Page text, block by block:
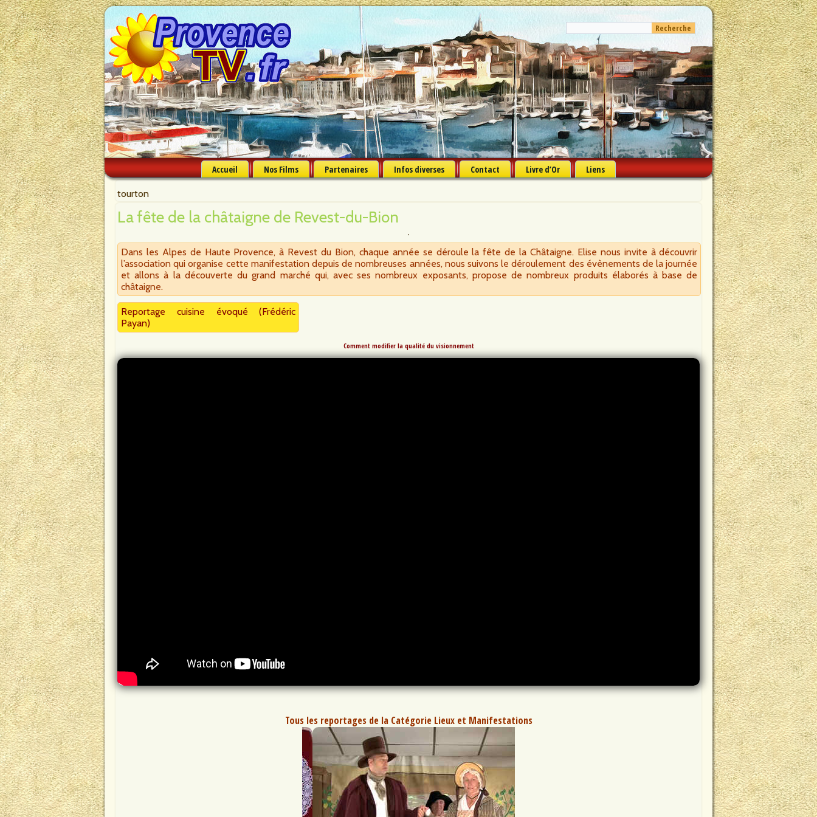
Accueil Nos Films Partenaires Infos diverses Contact Livre d’Or Liens
tourton
La fête de la châtaigne de Revest-du-Bion
Dans les Alpes de Haute Provence, à Revest du Bion, chaque année se déroule la fête de la Châtaigne. Elise nous invite à découvrir
l’association qui organise cette manifestation depuis de nombreuses années, nous suivons le déroulement des évènements de la journée
et allons à la découverte du grand marché qui, avec ses nombreux exposants, propose de nombreux produits élaborés à base de
châtaigne.
Reportage cuisine évoqué (Frédéric
Payan)
Comment modifier la qualité du visionnement
Tous les reportages de la Catégorie Lieux et Manifestations